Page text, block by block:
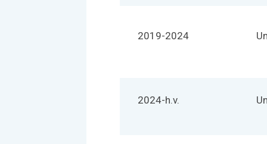
2019-2024
2024-h.v.